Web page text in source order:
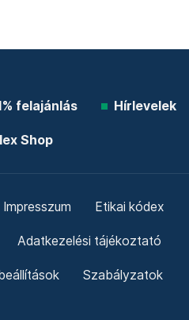
felajánlás Hírlevelek
Shop
Impresszum Etikai kódex
Adatkezelési tájékoztató
Szabályzatok